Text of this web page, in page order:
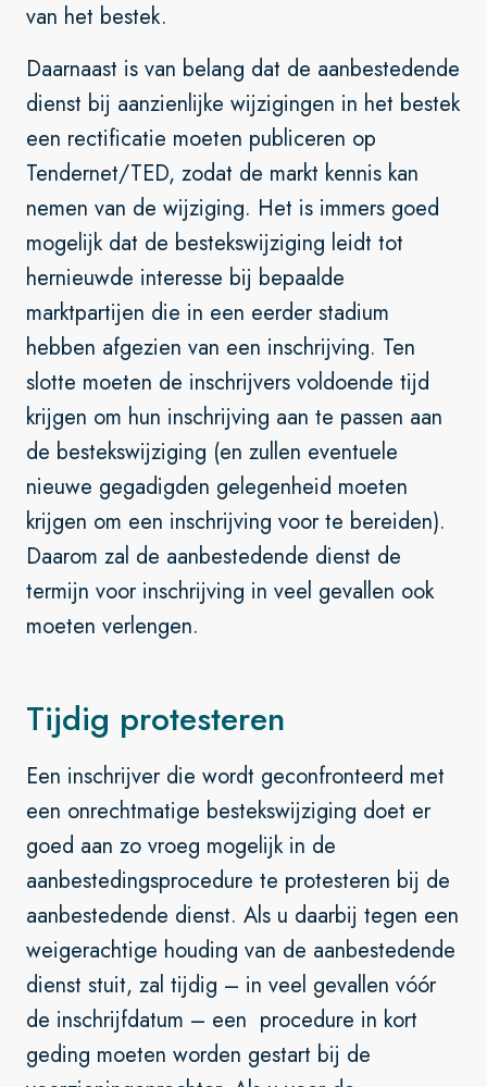
van het bestek.
Daarnaast is van belang dat de aanbestedende
dienst bij aanzienlijke wijzigingen in het bestek
een rectificatie moeten publiceren op
Tendernet/TED, zodat de markt kennis kan
nemen van de wijziging. Het is immers goed
mogelijk dat de bestekswijziging leidt tot
hernieuwde interesse bij bepaalde
marktpartijen die in een eerder stadium
hebben afgezien van een inschrijving. Ten
slotte moeten de inschrijvers voldoende tijd
krijgen om hun inschrijving aan te passen aan
de bestekswijziging (en zullen eventuele
nieuwe gegadigden gelegenheid moeten
krijgen om een inschrijving voor te bereiden).
Daarom zal de aanbestedende dienst de
termijn voor inschrijving in veel gevallen ook
moeten verlengen.
Tijdig protesteren
Een inschrijver die wordt geconfronteerd met
een onrechtmatige bestekswijziging doet er
goed aan zo vroeg mogelijk in de
aanbestedingsprocedure te protesteren bij de
aanbestedende dienst. Als u daarbij tegen een
weigerachtige houding van de aanbestedende
dienst stuit, zal tijdig – in veel gevallen vóór
de inschrijfdatum – een procedure in kort
geding moeten worden gestart bij de